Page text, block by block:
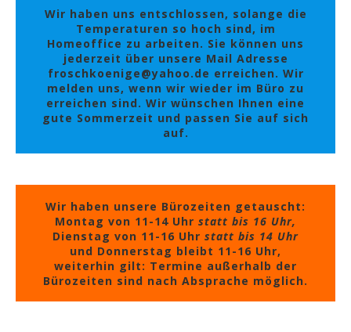
Wir haben uns entschlossen, solange die
Temperaturen so hoch sind, im
Homeoffice zu arbeiten. Sie können uns
jederzeit über unsere Mail Adresse
froschkoenige@yahoo.de erreichen. Wir
melden uns, wenn wir wieder im Büro zu
erreichen sind. Wir wünschen Ihnen eine
gute Sommerzeit und passen Sie auf sich
auf.
Wir haben unsere Bürozeiten getauscht:
Montag von 11-14 Uhr statt bis 16 Uhr,
Dienstag von 11-16 Uhr statt bis 14 Uhr
und Donnerstag bleibt 11-16 Uhr,
weiterhin gilt: Termine außerhalb der
Bürozeiten sind nach Absprache möglich.